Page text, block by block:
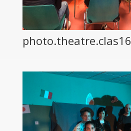
photo.theatre.clas16